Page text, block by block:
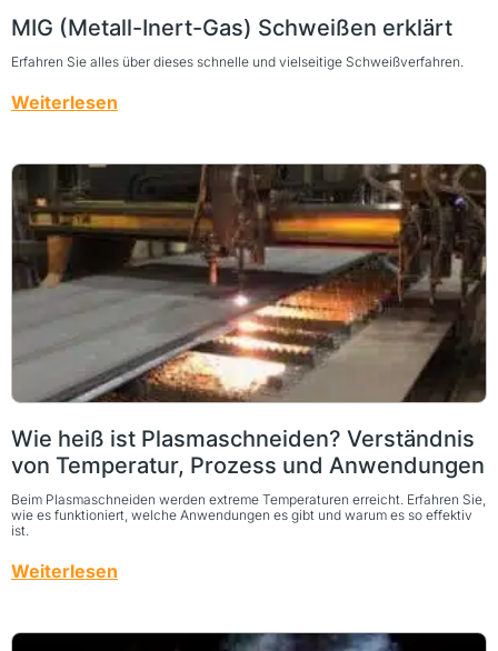
MIG (Metall-Inert-Gas) Schweißen erklärt
Erfahren Sie alles über dieses schnelle und vielseitige Schweißverfahren.
Weiterlesen
Wie heiß ist Plasmaschneiden? Verständnis
von Temperatur, Prozess und Anwendungen
Beim Plasmaschneiden werden extreme Temperaturen erreicht. Erfahren Sie,
wie es funktioniert, welche Anwendungen es gibt und warum es so effektiv
ist.
Weiterlesen